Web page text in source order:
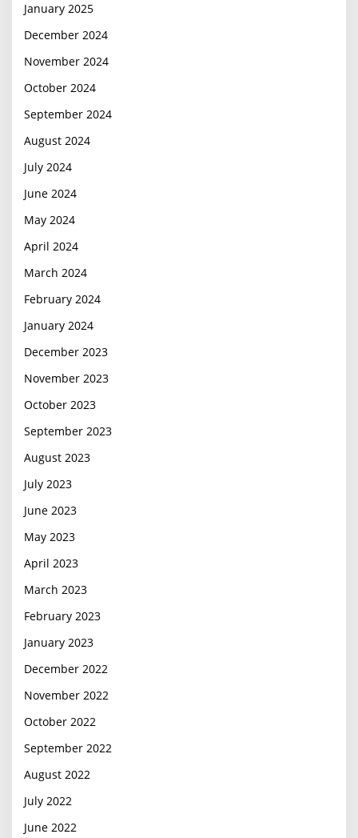
January 2025
December 2024
November 2024
October 2024
September 2024
August 2024
July 2024
June 2024
May 2024
April 2024
March 2024
February 2024
January 2024
December 2023
November 2023
October 2023
September 2023
August 2023
July 2023
June 2023
May 2023
April 2023
March 2023
February 2023
January 2023
December 2022
November 2022
October 2022
September 2022
August 2022
July 2022
June 2022